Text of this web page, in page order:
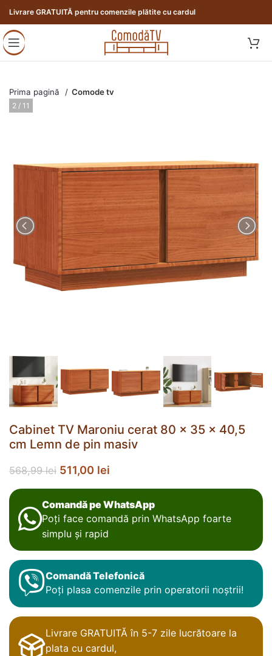
Livrare GRATUITĂ pentru comenzile plătite cu cardul
Prima pagină Comode tv
3 / 11
Cabinet TV Maroniu cerat 80 x 35 x 40,5
cm Lemn de pin masiv
568,99lei 511,00 lei
Comandă pe WhatsApp
Poți face comandă prin WhatsApp foarte
simplu și rapid
Comandă Telefonică
Poți plasa comenzile prin operatorii noștrii!
Livrare GRATUITĂ în 5-7 zile lucrătoare la
plata cu cardul,